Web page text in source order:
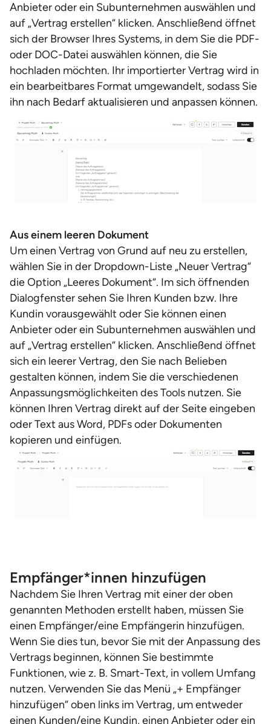
Anbieter oder ein Subunternehmen auswählen und
auf „Vertrag erstellen“ klicken. Anschließend öffnet
sich der Browser Ihres Systems, in dem Sie die PDF-
oder DOC-Datei auswählen können, die Sie
hochladen möchten. Ihr importierter Vertrag wird in
ein bearbeitbares Format umgewandelt, sodass Sie
ihn nach Bedarf aktualisieren und anpassen können.
Aus einem leeren Dokument
Um einen Vertrag von Grund auf neu zu erstellen,
wählen Sie in der Dropdown-Liste „Neuer Vertrag“
die Option „Leeres Dokument“. Im sich öffnenden
Dialogfenster sehen Sie Ihren Kunden bzw. Ihre
Kundin vorausgewählt oder Sie können einen
Anbieter oder ein Subunternehmen auswählen und
auf „Vertrag erstellen“ klicken. Anschließend öffnet
sich ein leerer Vertrag, den Sie nach Belieben
gestalten können, indem Sie die verschiedenen
Anpassungsmöglichkeiten des Tools nutzen. Sie
können Ihren Vertrag direkt auf der Seite eingeben
oder Text aus Word, PDFs oder Dokumenten
kopieren und einfügen.
Empfänger*innen hinzufügen
Nachdem Sie Ihren Vertrag mit einer der oben
genannten Methoden erstellt haben, müssen Sie
einen Empfänger/eine Empfängerin hinzufügen.
Wenn Sie dies tun, bevor Sie mit der Anpassung des
Vertrags beginnen, können Sie bestimmte
Funktionen, wie z. B. Smart-Text, in vollem Umfang
nutzen. Verwenden Sie das Menü „+ Empfänger
hinzufügen“ oben links im Vertrag, um entweder
einen Kunden/eine Kundin, einen Anbieter oder ein